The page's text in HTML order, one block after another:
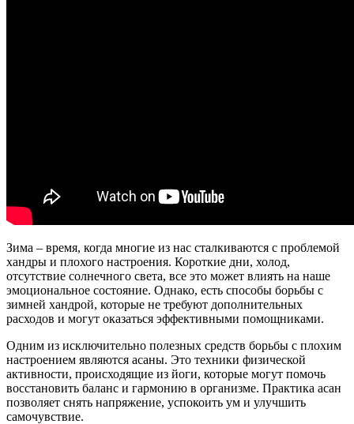
Зима – время, когда многие из нас сталкиваются с проблемой
хандры и плохого настроения. Короткие дни, холод,
отсутствие солнечного света, все это может влиять на наше
эмоциональное состояние. Однако, есть способы борьбы с
зимней хандрой, которые не требуют дополнительных
расходов и могут оказаться эффективными помощниками.
Одним из исключительно полезных средств борьбы с плохим
настроением являются асаны. Это техники физической
активности, происходящие из йоги, которые могут помочь
восстановить баланс и гармонию в организме. Практика асан
позволяет снять напряжение, успокоить ум и улучшить
самочувствие.